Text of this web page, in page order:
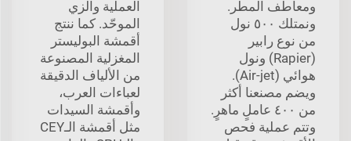
ومعاطف المطر.
ونمتلك ٥٠٠ نول
من نوع رابير
(Rapier) ونول
هوائي (Air-jet).
ويضم مصنعنا أكثر
من ٤٠٠ عاملٍ ماهرٍ.
وتتم عملية فحص
العملية والزي
الموحّد. كما ننتج
أقمشة البوليستر
المغزلية المصنوعة
من الألياف الدقيقة
لعباءات العرب،
وأقمشة السيدات
مثل أقمشة الـCEY